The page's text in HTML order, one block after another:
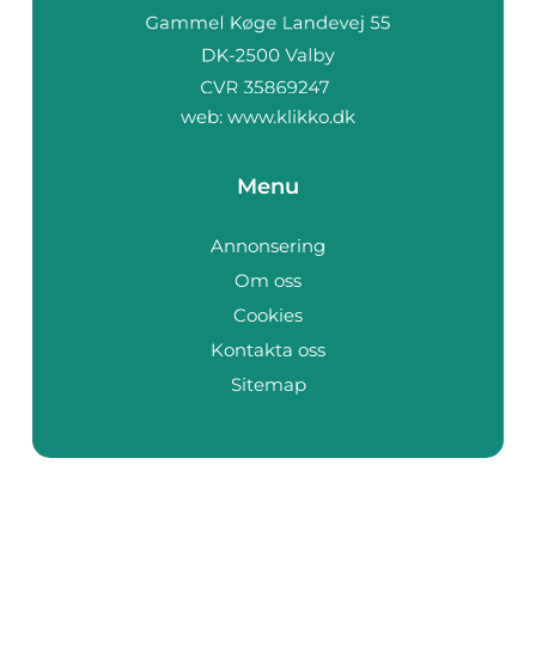
web: www.klikko.dk
Menu
Annonsering
Om oss
Cookies
Kontakta oss
Sitemap